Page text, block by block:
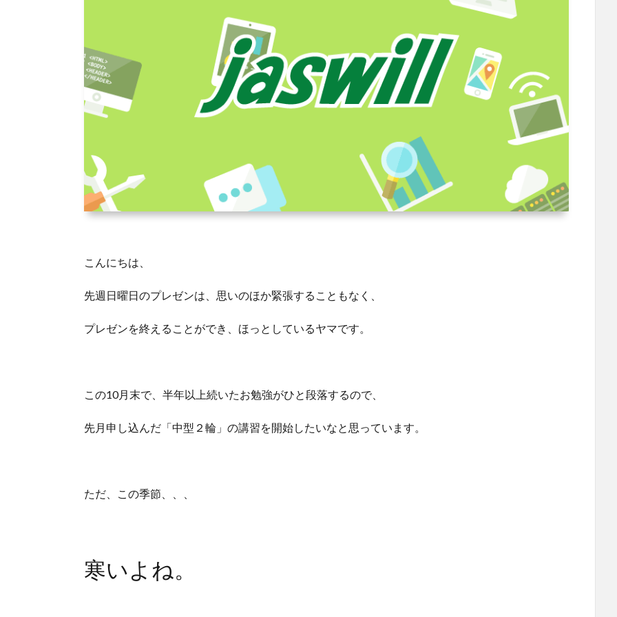
こんにちは、
先週日曜日のプレゼンは、思いのほか緊張することもなく、
プレゼンを終えることができ、ほっとしているヤマです。
この10月末で、半年以上続いたお勉強がひと段落するので、
先月申し込んだ「中型２輪」の講習を開始したいなと思っています。
ただ、この季節、、、
寒いよね。